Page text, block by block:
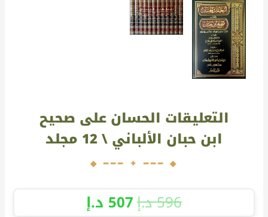
التعليقات الحسان على صحيح
ابن حبان الألباني \ 12 مجلد
596د.إ507 د.إ